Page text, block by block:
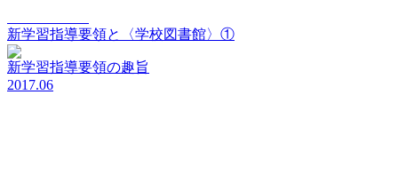
新学習指導要領と〈学校図書館〉①
新学習指導要領の趣旨
2017.06